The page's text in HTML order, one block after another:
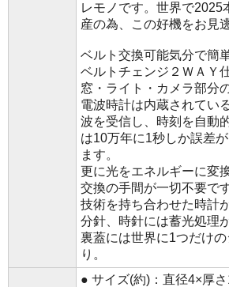
レモノです。世界で2025
産の為、この好機をお見
ベルト交換可能気分で簡
ベルトチェンジ２ＷＡＹ
窓・ライト・カメラ部分
電波時計は内蔵されてい
波を受信し、時刻を自動
は10万年に1秒しか誤差
ます。
更に光をエネルギーに変
交換の手間が一切不要で
技術を持ち合わせた時計
分針、時針には蓄光処理
裏蓋には世界に1つだけ
り。
● サイズ(約)：直径4×厚